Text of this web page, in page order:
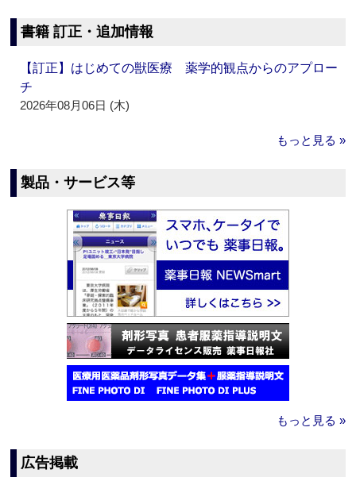
書籍 訂正・追加情報
【訂正】はじめての獣医療 薬学的観点からのアプロー
チ
2026年08月06日 (木)
もっと見る »
製品・サービス等
もっと見る »
広告掲載